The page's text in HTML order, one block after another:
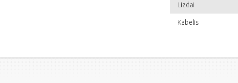
Lizdai
Kabelis